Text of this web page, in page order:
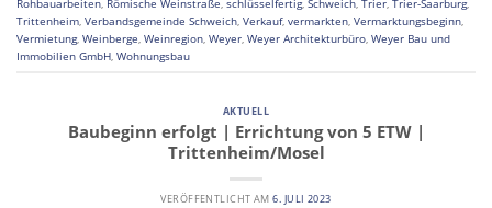
Rohbauarbeiten, Römische Weinstraße, schlüsselfertig, Schweich, Trier, Trier-Saarburg,
Trittenheim, Verbandsgemeinde Schweich, Verkauf, vermarkten, Vermarktungsbeginn,
Vermietung, Weinberge, Weinregion, Weyer, Weyer Architekturbüro, Weyer Bau und
Immobilien GmbH, Wohnungsbau
AKTUELL
Baubeginn erfolgt | Errichtung von 5 ETW |
Trittenheim/Mosel
VERÖFFENTLICHT AM6. JULI 2023